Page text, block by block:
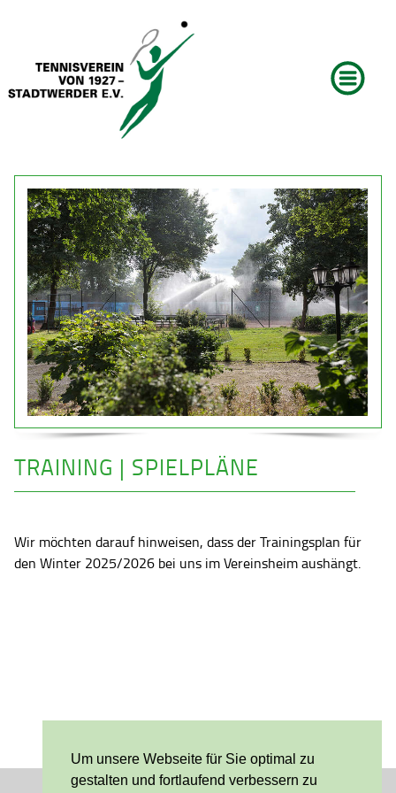
Um unsere Webseite für Sie optimal zu
gestalten und fortlaufend verbessern zu
TRAINING | SPIELPLÄNE
Wir möchten darauf hinweisen, dass der Trainingsplan für
den Winter 2025/2026 bei uns im Vereinsheim aushängt.